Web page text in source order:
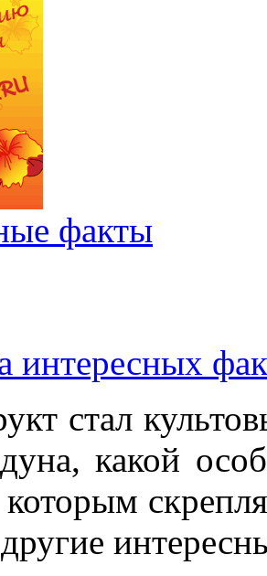
факты
интересных
стал
какой